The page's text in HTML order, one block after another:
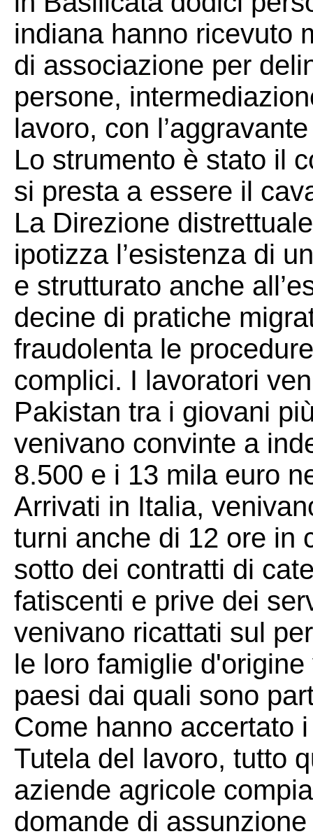
indiana hanno ricevuto
di associazione per
persone,
lavoro, con
Lo strumento è stato il
si presta a essere il
La Direzione
ipotizza l’esistenza di
e strutturato anche
decine di pratiche
fraudolenta le
complici. I lavoratori
Pakistan tra i giovani
venivano convinte a
8.500 e i 13 mila euro
Arrivati in Italia,
turni anche di 12 ore in
sotto dei contratti di
fatiscenti e prive dei
venivano ricattati sul
le loro famiglie
paesi dai quali sono
Come hanno accertato
Tutela del lavoro, tutto
aziende agricole
domande di